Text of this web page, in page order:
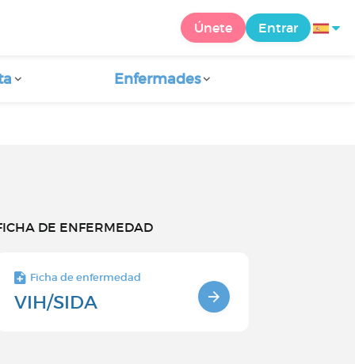
Únete Entrar
Enfermades
DE ENFERMEDAD
Ficha de enfermedad
VIH/SIDA